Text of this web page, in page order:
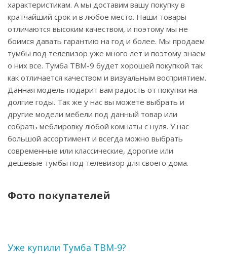
характеристикам. А мы доставим вашу покупку в
кратчайший срок и в любое место. Наши товары
отличаются высоким качеством, и поэтому мы не
боимся давать гарантию на год и более. Мы продаем
тумбы под телевизор уже много лет и поэтому знаем
о них все. Тумба ТВМ-9 будет хорошей покупкой так
как отличается качеством и визуальным восприятием.
Данная модель подарит вам радость от покупки на
долгие годы. Так же у нас вы можете выбрать и
другие модели мебели под данный товар или
собрать меблировку любой комнаты с нуля. У нас
большой ассортимент и всегда можно выбрать
современные или классические, дорогие или
дешевые тумбы под телевизор для своего дома.
Фото покупателей
Уже купили Тумба ТВМ-9?